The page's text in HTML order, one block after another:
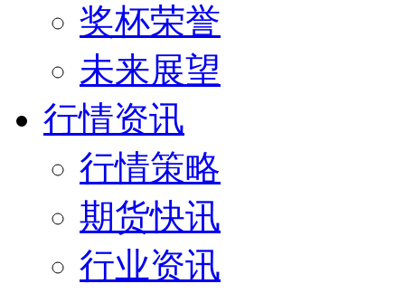
奖杯荣誉
未来展望
行情资讯
行情策略
期货快讯
行业资讯